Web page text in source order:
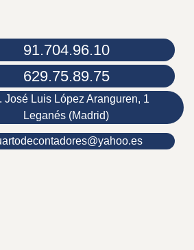
91.704.96.10
629.75.89.75
José Luis López Aranguren, 1
Leganés (Madrid)